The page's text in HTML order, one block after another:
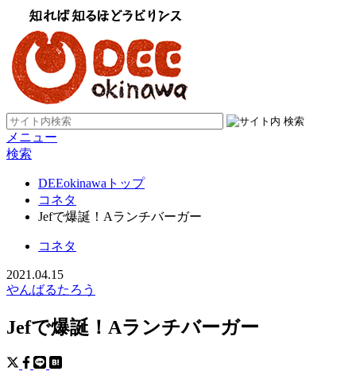
メニュー
検索
DEEokinawaトップ
コネタ
Jefで爆誕！Aランチバーガー
コネタ
2021.04.15
やんばるたろう
Jefで爆誕！Aランチバーガー